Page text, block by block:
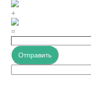
+
=
Отправить